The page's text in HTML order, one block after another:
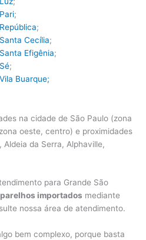
Pari;
República;
Santa Cecília;
Santa Efigênia;
Sé;
Vila Buarque;
na cidade de São Paulo (zona
oeste, centro) e proximidades
Aldeia da Serra, Alphaville,
para Grande São
importados mediante
nossa área de atendimento.
bem complexo, porque basta